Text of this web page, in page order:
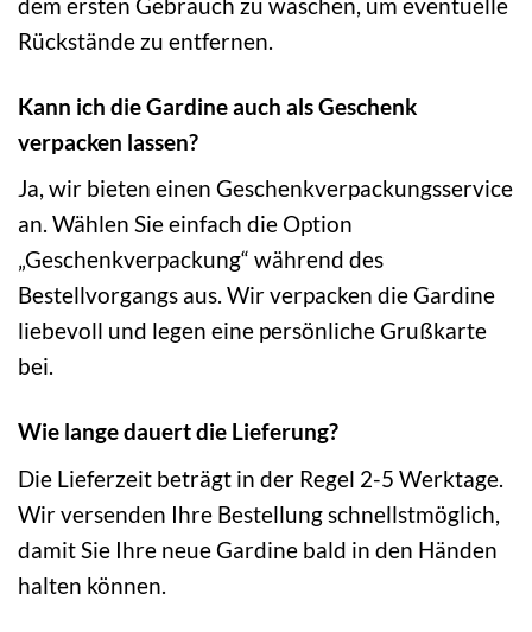
Rückstände zu entfernen.
Kann ich die Gardine auch als Geschenk
verpacken lassen?
Ja, wir bieten einen Geschenkverpackungsservice
an. Wählen Sie einfach die Option
„Geschenkverpackung“ während des
Bestellvorgangs aus. Wir verpacken die Gardine
liebevoll und legen eine persönliche Grußkarte
bei.
Wie lange dauert die Lieferung?
Die Lieferzeit beträgt in der Regel 2-5 Werktage.
Wir versenden Ihre Bestellung schnellstmöglich,
damit Sie Ihre neue Gardine bald in den Händen
halten können.